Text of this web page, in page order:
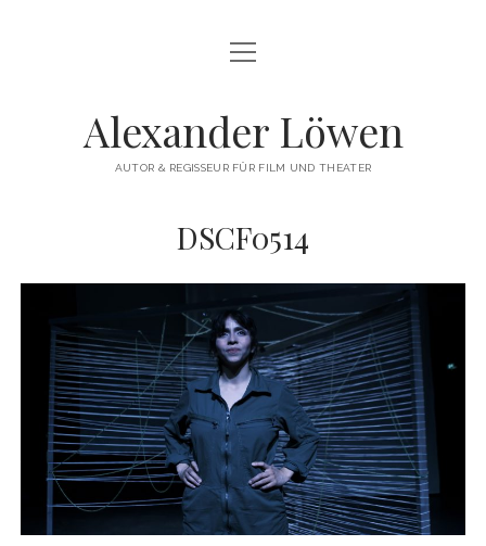
HERZLICH WILLKOMMEN
DREHBUCH & FILMREGIE
COMMERCIAL
KONTAKT
instagram
Menü
öffnen
Alexander Löwen
AUTOR & REGISSEUR FÜR FILM UND THEATER
DSCF0514